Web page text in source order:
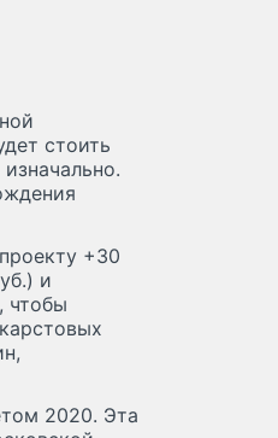
стоить
+30
и
чтобы
2020. Эта